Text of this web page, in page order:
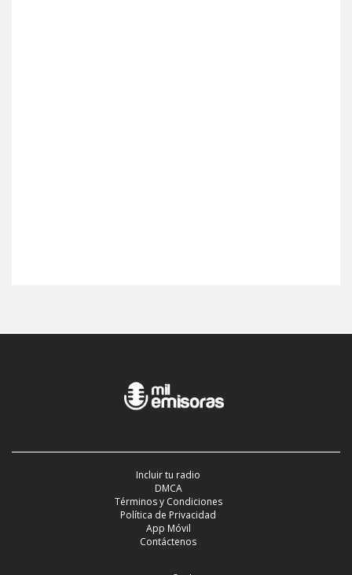
Incluir tu radio
DMCA
Términos y Condiciones
Política de Privacidad
App Móvil
Contáctenos